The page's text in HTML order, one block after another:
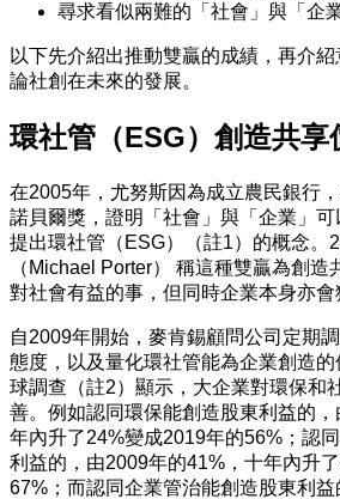
尋求看似兩難的「社會」與「企
以下先介紹出推動雙贏的成績，再介
論社創在未來的發展。
環社管（ESG）創造共享
在2005年，尤努斯因為成立農民銀行
諾貝爾獎，證明「社會」與「企業」
提出環社管（ESG）（註1）的概念。
（Michael Porter） 稱這種雙贏為創
對社會有益的事，但同時企業本身亦會
自2009年開始，麥肯錫顧問公司定期
態度，以及量化環社管能為企業創造
球調查（註2）顯示，大企業對環保和
善。例如認同環保能創造股東利益的
年內升了24%變成2019年的56%；認
利益的，由2009年的41%，十年內升
67%；而認同企業管治能創造股東利